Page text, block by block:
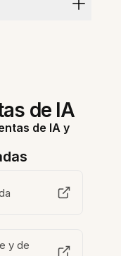
de IA
de IA y
y de